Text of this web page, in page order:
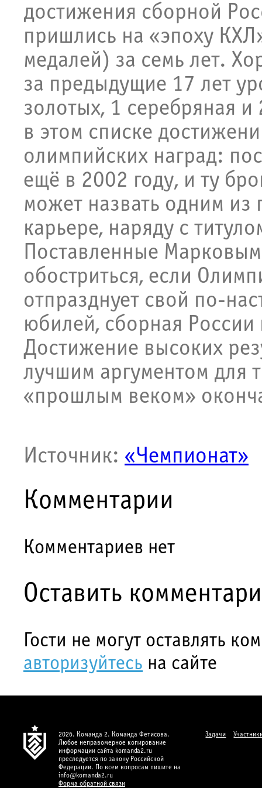
достижения сборной
пришлись на «эпоху
медалей) за семь лет.
за предыдущие 17 лет
золотых, 1 серебряная
в этом списке
олимпийских наград:
ещё в 2002 году, и ту
может назвать одним из
карьере, наряду с
Поставленные
обостриться, если
отпразднует свой по-
юбилей, сборная
Достижение высоких
лучшим аргументом для
«прошлым веком»
Источник: «Чемпионат»
Комментарии
Комментариев нет
Оставить
Гости не могут оставлять
авторизуйтесь на сайте
2026. Команда 2. Команда Фетисова.
Любое неправомерное копирование
информации сайта komanda2.ru
преследуется по закону Российской
Федерации. По всем вопросам пишите на
info@komanda2.ru
Форма обратной связи
Задачи